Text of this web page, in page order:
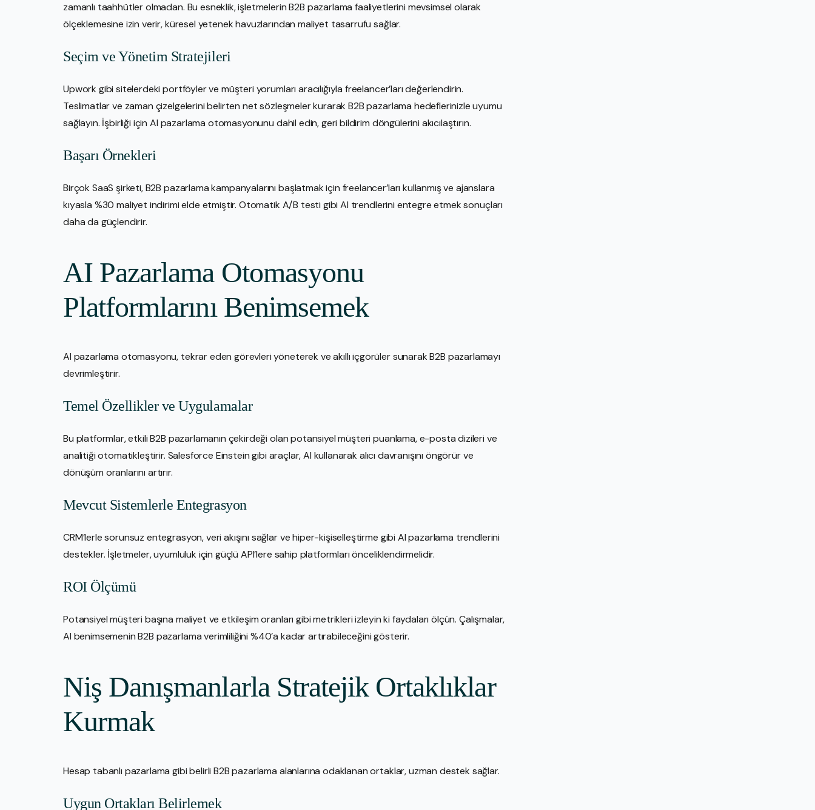
zamanlı taahhütler olmadan. Bu esneklik, işletmelerin B2B pazarlama faaliyetlerini mevsimsel olarak
ölçeklemesine izin verir, küresel yetenek havuzlarından maliyet tasarrufu sağlar.
Seçim ve Yönetim Stratejileri
Upwork gibi sitelerdeki portföyler ve müşteri yorumları aracılığıyla freelancer’ları değerlendirin.
Teslimatlar ve zaman çizelgelerini belirten net sözleşmeler kurarak B2B pazarlama hedeflerinizle uyumu
sağlayın. İşbirliği için AI pazarlama otomasyonunu dahil edin, geri bildirim döngülerini akıcılaştırın.
Başarı Örnekleri
Birçok SaaS şirketi, B2B pazarlama kampanyalarını başlatmak için freelancer’ları kullanmış ve ajanslara
kıyasla %30 maliyet indirimi elde etmiştir. Otomatik A/B testi gibi AI trendlerini entegre etmek sonuçları
daha da güçlendirir.
AI Pazarlama Otomasyonu
Platformlarını Benimsemek
AI pazarlama otomasyonu, tekrar eden görevleri yöneterek ve akıllı içgörüler sunarak B2B pazarlamayı
devrimleştirir.
Temel Özellikler ve Uygulamalar
Bu platformlar, etkili B2B pazarlamanın çekirdeği olan potansiyel müşteri puanlama, e-posta dizileri ve
analitiği otomatikleştirir. Salesforce Einstein gibi araçlar, AI kullanarak alıcı davranışını öngörür ve
dönüşüm oranlarını artırır.
Mevcut Sistemlerle Entegrasyon
CRM’lerle sorunsuz entegrasyon, veri akışını sağlar ve hiper-kişiselleştirme gibi AI pazarlama trendlerini
destekler. İşletmeler, uyumluluk için güçlü API’lere sahip platformları önceliklendirmelidir.
ROI Ölçümü
Potansiyel müşteri başına maliyet ve etkileşim oranları gibi metrikleri izleyin ki faydaları ölçün. Çalışmalar,
AI benimsemenin B2B pazarlama verimliliğini %40’a kadar artırabileceğini gösterir.
Niş Danışmanlarla Stratejik Ortaklıklar
Kurmak
Hesap tabanlı pazarlama gibi belirli B2B pazarlama alanlarına odaklanan ortaklar, uzman destek sağlar.
Uygun Ortakları Belirlemek